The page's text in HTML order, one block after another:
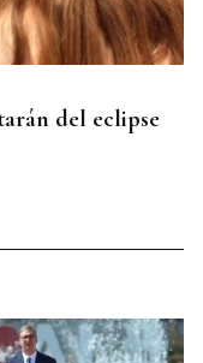
del eclipse